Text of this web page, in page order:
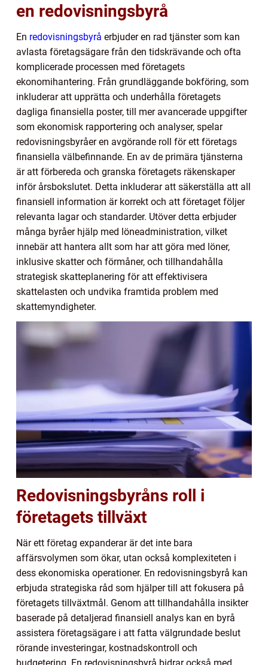
en redovisningsbyrå
En redovisningsbyrå erbjuder en rad tjänster som kan
avlasta företagsägare från den tidskrävande och ofta
komplicerade processen med företagets
ekonomihantering. Från grundläggande bokföring, som
inkluderar att upprätta och underhålla företagets
dagliga finansiella poster, till mer avancerade uppgifter
som ekonomisk rapportering och analyser, spelar
redovisningsbyråer en avgörande roll för ett företags
finansiella välbefinnande. En av de primära tjänsterna
är att förbereda och granska företagets räkenskaper
inför årsbokslutet. Detta inkluderar att säkerställa att all
finansiell information är korrekt och att företaget följer
relevanta lagar och standarder. Utöver detta erbjuder
många byråer hjälp med löneadministration, vilket
innebär att hantera allt som har att göra med löner,
inklusive skatter och förmåner, och tillhandahålla
strategisk skatteplanering för att effektivisera
skattelasten och undvika framtida problem med
skattemyndigheter.
Redovisningsbyråns roll i
företagets tillväxt
När ett företag expanderar är det inte bara
affärsvolymen som ökar, utan också komplexiteten i
dess ekonomiska operationer. En redovisningsbyrå kan
erbjuda strategiska råd som hjälper till att fokusera på
företagets tillväxtmål. Genom att tillhandahålla insikter
baserade på detaljerad finansiell analys kan en byrå
assistera företagsägare i att fatta välgrundade beslut
rörande investeringar, kostnadskontroll och